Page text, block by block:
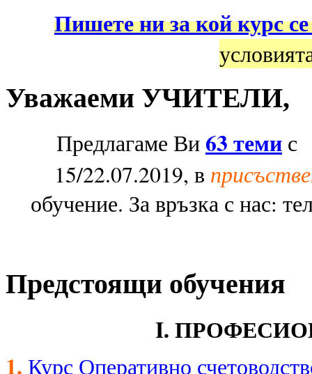
Пишете ни за кой курс се
Уважаеми УЧИТЕЛИ,
Предлагаме Ви63 теми с
15/22.07.2019, в
обучение. За връзка с нас:
Предстоящи обучения
I.
1. Курс Оперативно